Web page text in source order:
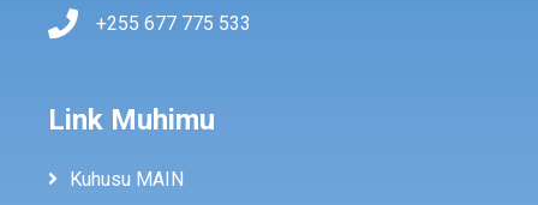
+255 677 775 533
Link Muhimu
Kuhusu MAIN